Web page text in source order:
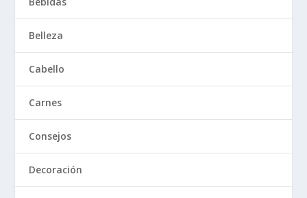
Belleza
Cabello
Carnes
Consejos
Decoración